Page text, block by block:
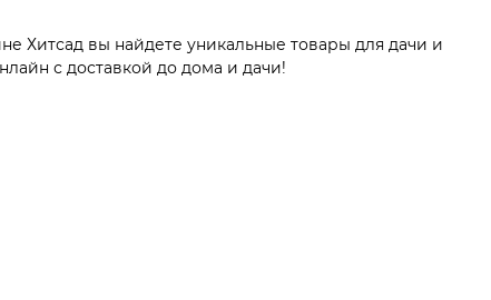
Хитсад вы найдете уникальные товары для дачи и
с доставкой до дома и дачи!